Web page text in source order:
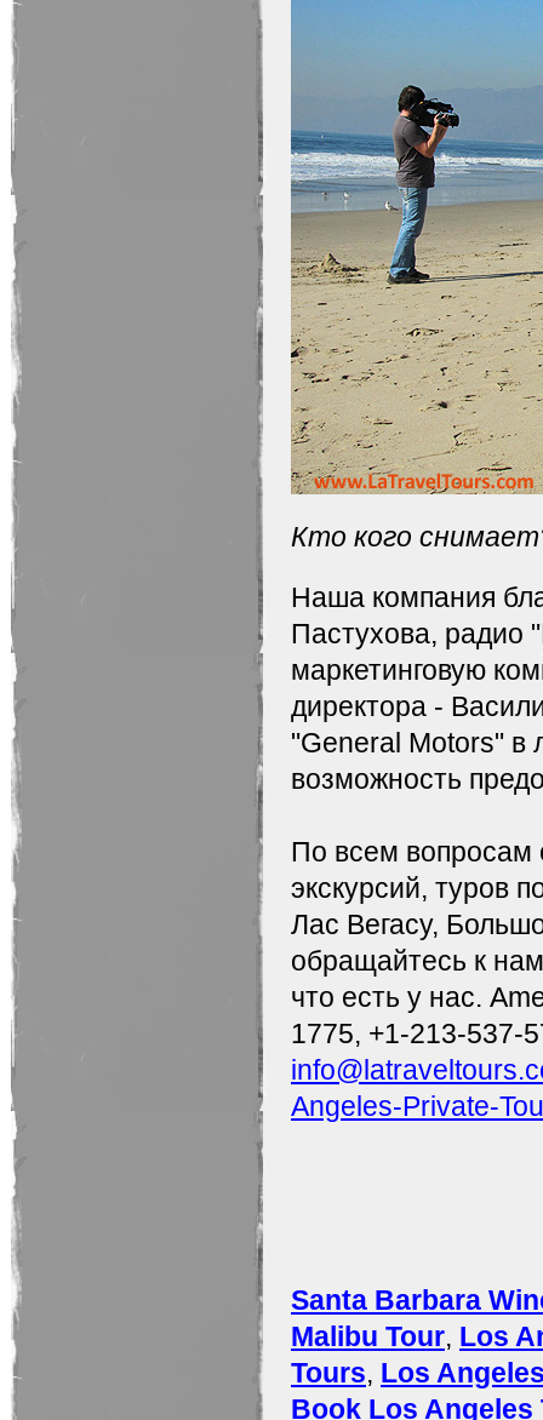
Кто кого
Наша компания
Пастухова, радио
маркетинговую
директора -
"General Motors" в
возможность
По всем вопросам
экскурсий, туров
Лас Вегасу,
обращайтесь к
что есть у нас.
1775, +1-213-537-
Angeles-Private-
Santa Barbara
Malibu Tour, Los
Tours, Los
Book Los Angeles